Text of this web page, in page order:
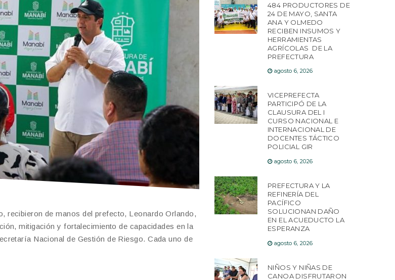
recibieron de manos del prefecto, Leonardo Orlando,
mitigación y fortalecimiento de capacidades en la
Nacional de Gestión de Riesgo. Cada uno de
484 PRODUCTORES DE
24 DE MAYO, SANTA
ANA Y OLMEDO
RECIBEN INSUMOS Y
HERRAMIENTAS
AGRÍCOLAS DE LA
PREFECTURA
agosto 6, 2026
VICEPREFECTA
PARTICIPÓ DE LA
CLAUSURA DEL I
CURSO NACIONAL E
INTERNACIONAL DE
DOCENTES TÁCTICO
POLICIAL GIR
agosto 6, 2026
PREFECTURA Y LA
REFINERÍA DEL
PACÍFICO
SOLUCIONAN DAÑO
EN EL ACUEDUCTO LA
ESPERANZA
agosto 6, 2026
NIÑOS Y NIÑAS DE
CANOA DISFRUTARON